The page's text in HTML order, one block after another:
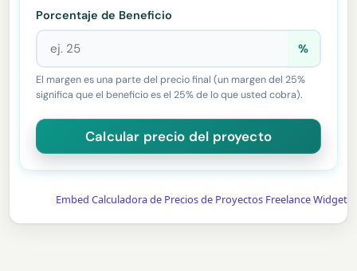
Porcentaje de Beneficio
%
El margen es una parte del precio final (un margen del 25%
significa que el beneficio es el 25% de lo que usted cobra).
Embed Calculadora de Precios de Proyectos Freelance Widget